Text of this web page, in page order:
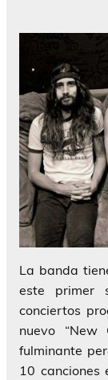
La banda
este primer
conciertos
nuevo “New
fulminante
10 canciones